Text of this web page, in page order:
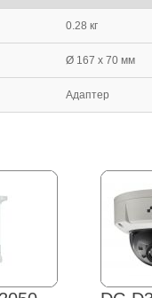
0.28 кг
Ø 167 x 70 мм
Адаптер